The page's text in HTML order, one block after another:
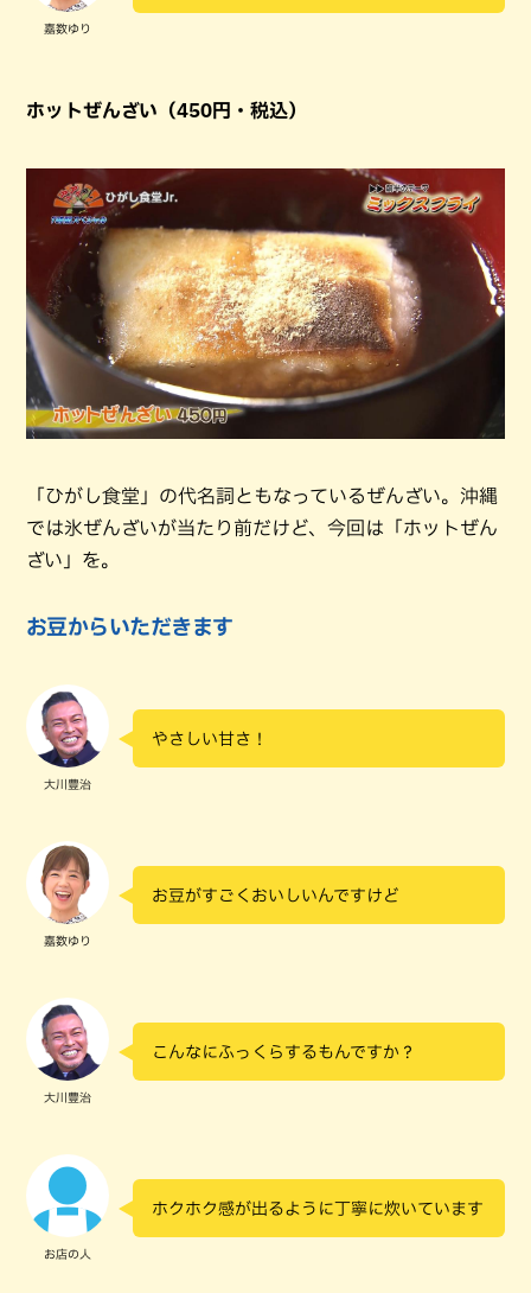
嘉数ゆり
ホットぜんざい（450円・税込）
「ひがし食堂」の代名詞ともなっているぜんざい。沖縄
では氷ぜんざいが当たり前だけど、今回は「ホットぜん
ざい」を。
お豆からいただきます
大川豊治
やさしい甘さ！
嘉数ゆり
お豆がすごくおいしいんですけど
大川豊治
こんなにふっくらするもんですか？
お店の人
ホクホク感が出るように丁寧に炊いています